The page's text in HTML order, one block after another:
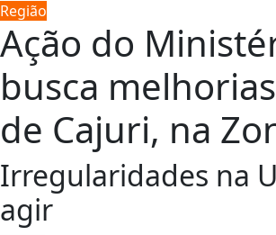
Região
Ação do
busca
de Cajuri, na
Irregularidades na
agir